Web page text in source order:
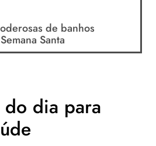
de banhos
Santa
dia para